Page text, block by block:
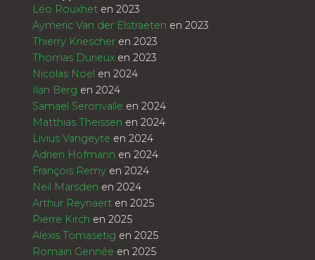
Léo Rouxhet en 2023
Aymeric Van der Elstraeten en 2023
Thierry Kriescher en 2023
Thomas Durieux en 2023
Nicolas Noel en 2024
Ilan Berg en 2024
Samaël Seronvalle en 2024
Matthias Theissen en 2024
Livius Vangeyte en 2024
Adrien Hofmann en 2024
François Remy en 2024
Neil Marsden en 2024
Arthur Reynaert en 2025
Pierre Kirch en 2025
Alexis Tomasetig en 2025
Romain Gennée en 2025